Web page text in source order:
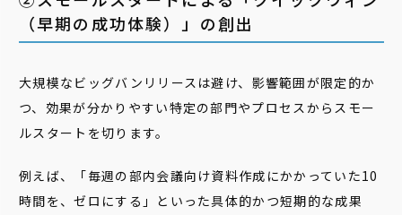
（早期の成功体験）」の創出
大規模なビッグバンリリースは避け、影響範囲が限定的か
つ、効果が分かりやすい特定の部門やプロセスからスモー
ルスタートを切ります。
例えば、「毎週の部内会議向け資料作成にかかっていた10
時間を、ゼロにする」といった具体的かつ短期的な成果